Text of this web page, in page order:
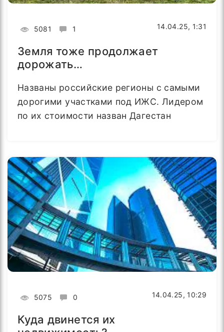
5081 1 14.04.25, 1:31
Земля тоже продолжает
дорожать…
Названы российские регионы с самыми
дорогими участками под ИЖС. Лидером
по их стоимости назван Дагестан
5075 0 14.04.25, 10:29
Куда двинется их